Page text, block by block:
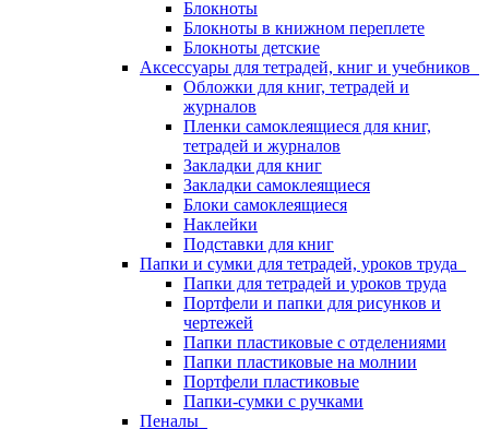
Блокноты
Блокноты в книжном переплете
Блокноты детские
Аксессуары для тетрадей, книг и учебников
Обложки для книг, тетрадей и
журналов
Пленки самоклеящиеся для книг,
тетрадей и журналов
Закладки для книг
Закладки самоклеящиеся
Блоки самоклеящиеся
Наклейки
Подставки для книг
Папки и сумки для тетрадей, уроков труда
Папки для тетрадей и уроков труда
Портфели и папки для рисунков и
чертежей
Папки пластиковые с отделениями
Папки пластиковые на молнии
Портфели пластиковые
Папки-сумки с ручками
Пеналы